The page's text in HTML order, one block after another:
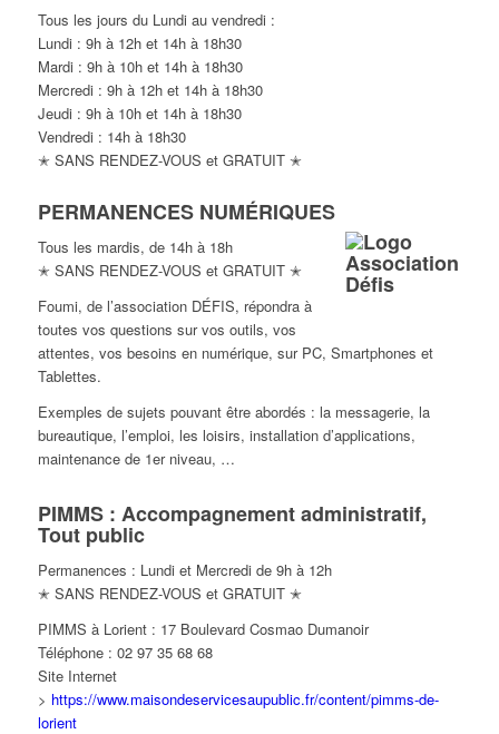
Tous les jours du Lundi au vendredi :
Lundi : 9h à 12h et 14h à 18h30
Mardi : 9h à 10h et 14h à 18h30
Mercredi : 9h à 12h et 14h à 18h30
Jeudi : 9h à 10h et 14h à 18h30
Vendredi : 14h à 18h30
✭ SANS RENDEZ-VOUS et GRATUIT ✭
PERMANENCES NUMÉRIQUES
Tous les mardis, de 14h à 18h
✭ SANS RENDEZ-VOUS et GRATUIT ✭
Foumi, de l’association DÉFIS, répondra à
toutes vos questions sur vos outils, vos
attentes, vos besoins en numérique, sur PC, Smartphones et
Tablettes.
Exemples de sujets pouvant être abordés : la messagerie, la
bureautique, l’emploi, les loisirs, installation d’applications,
maintenance de 1er niveau, …
PIMMS : Accompagnement administratif,
Tout public
Permanences : Lundi et Mercredi de 9h à 12h
✭ SANS RENDEZ-VOUS et GRATUIT ✭
PIMMS à Lorient : 17 Boulevard Cosmao Dumanoir
Téléphone : 02 97 35 68 68
Site Internet
> https://www.maisondeservicesaupublic.fr/content/pimms-de-
lorient